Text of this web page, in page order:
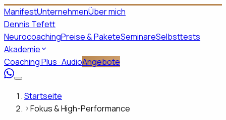
ManifestUnternehmenÜber mich
Dennis Tefett
NeurocoachingPreise & PaketeSeminareSelbsttests
Akademie
Coaching Plus · AudioAngebote
Startseite
Fokus & High-Performance